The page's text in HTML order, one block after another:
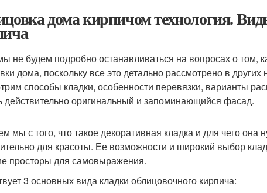
дома кирпичом технология.
не будем подробно останавливаться на вопросах о том,
дома, поскольку все это детально рассмотрено в
способы кладки, особенности перевязки, варианты
действительно оригинальный и запоминающийся фасад.
мы с того, что такое декоративная кладка и для чего
для красоты. Ее возможности и широкий выбор
просторы для самовыражения.
3 основных вида кладки облицовочного кирпича: